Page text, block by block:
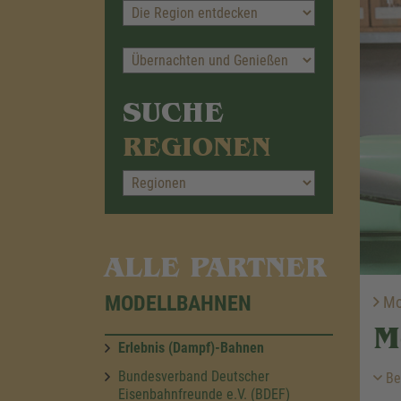
SUCHE
REGIONEN
ALLE PARTNER
MODELLBAHNEN
Erlebnis (Dampf)-Bahnen
Bundesverband Deutscher
Eisenbahnfreunde e.V. (BDEF)